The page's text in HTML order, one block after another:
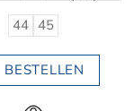
43L 44L
BESTELLEN